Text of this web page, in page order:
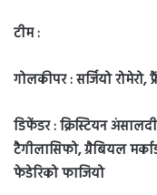
टीम :
गोलकीपर : सर्जियो
डिफेंडर : क्रिस्टियन
टैगीलासिफो, ग्रैबियल
फेडेरिको फाजियो